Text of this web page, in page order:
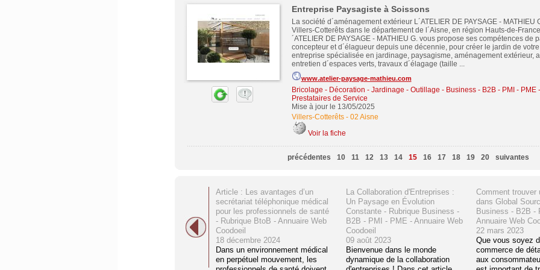
Entreprise Paysagiste à Soissons
La société d´aménagement extérieur L´ATELIER DE PAYSAGE - MATHIEU
Villers-Cotterêts dans le département de l´Aisne, en région Hauts-de-
´ATELIER DE PAYSAGE - MATHIEU G. vous propose ses compétences de
concepteur et d´élagueur depuis une décennie, pour créer le jardin de
entreprise spécialisée en jardinage, paysagisme, aménagement extérieur,
entretien d´espaces verts, travaux d´élagage (taille ...
www.atelier-paysage-mathieu.com
Bricolage - Décoration - Jardinage - Outillage - Business - B2B - PMI - PME-
Prestataires de Service
Mise à jour le 13/05/2025
Villers-Cotterêts- 02 Aisne
Voir la fiche
précédentes 10 11 12 13 14 15 16 17 18 19 20 suivantes
Article : Les avantages d’un
secrétariat téléphonique médical
pour les professionnels de santé
- Rubrique BtoB - Annuaire Web
Coodoeil
18 décembre 2024
Dans un environnement médical
en perpétuel mouvement, les
La Collaboration d'Entreprises :
Un Paysage en Évolution
Constante - Rubrique Business -
B2B - PMI - PME - Annuaire Web
Coodoeil
09 août 2023
Bienvenue dans le monde
dynamique de la collaboration
Comment trouver
dans Global
Business - B2B -
Annuaire Web
22 mars 2023
Que vous soyez
commerce de
aux